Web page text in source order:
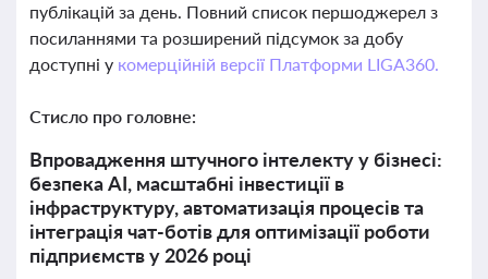
публікацій за день. Повний список першоджерел з
посиланнями та розширений підсумок за добу
доступні у комерційній версії Платформи LIGA360.
Стисло про головне:
Впровадження штучного інтелекту у бізнесі:
безпека AI, масштабні інвестиції в
інфраструктуру, автоматизація процесів та
інтеграція чат-ботів для оптимізації роботи
підприємств у 2026 році